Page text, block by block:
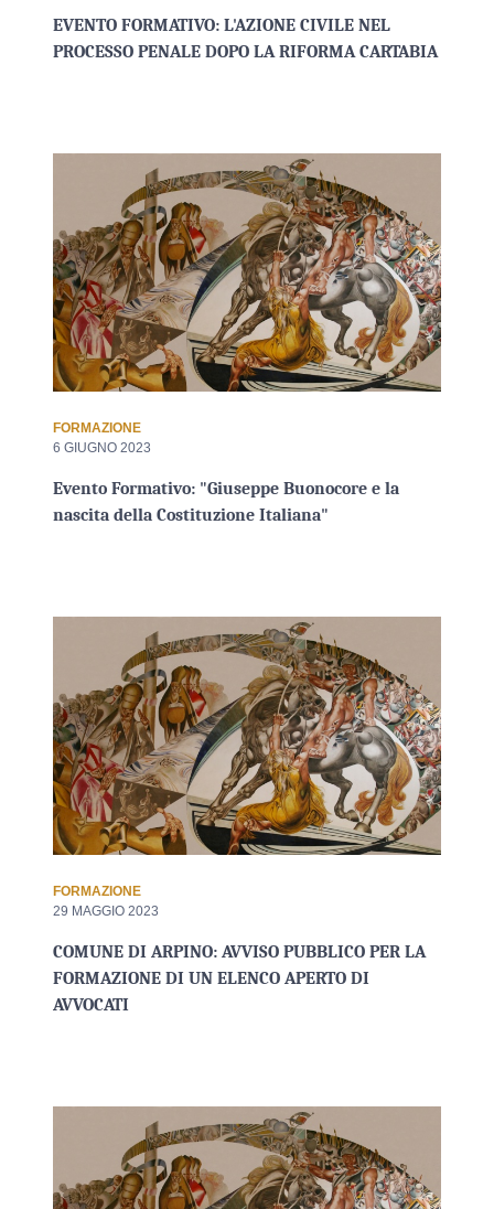
EVENTO FORMATIVO: L'AZIONE CIVILE NEL
PROCESSO PENALE DOPO LA RIFORMA CARTABIA
FORMAZIONE
6 GIUGNO 2023
Evento Formativo: "Giuseppe Buonocore e la
nascita della Costituzione Italiana"
FORMAZIONE
29 MAGGIO 2023
COMUNE DI ARPINO: AVVISO PUBBLICO PER LA
FORMAZIONE DI UN ELENCO APERTO DI
AVVOCATI